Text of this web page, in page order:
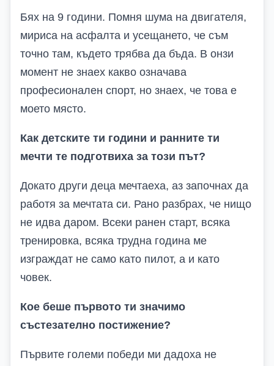
Бях на 9 години. Помня шума на двигателя,
мириса на асфалта и усещането, че съм
точно там, където трябва да бъда. В онзи
момент не знаех какво означава
професионален спорт, но знаех, че това е
моето място.
Как детските ти години и ранните ти
мечти те подготвиха за този път?
Докато други деца мечтаеха, аз започнах да
работя за мечтата си. Рано разбрах, че нищо
не идва даром. Всеки ранен старт, всяка
тренировка, всяка трудна година ме
изграждат не само като пилот, а и като
човек.
Кое беше първото ти значимо
състезателно постижение?
Първите големи победи ми дадоха не